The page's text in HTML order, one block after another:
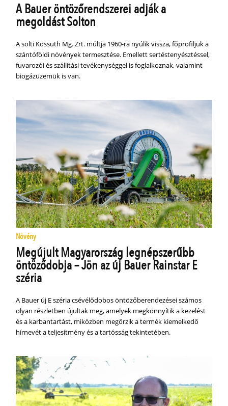
A Bauer öntözőrendszerei adják a
megoldást Solton
A solti Kossuth Mg. Zrt. múltja 1960-ra nyúlik vissza, főprofiljuk a
szántóföldi növények termesztése. Emellett sertéstenyésztéssel,
fuvarozói és szállítási tevékenységgel is foglalkoznak, valamint
biogázüzemük is van.
Növény
Megújult Magyarország legnépszerűbb
öntöződobja – Jön az új Bauer Rainstar E
széria
A Bauer új E széria csévélődobos öntözőberendezései számos
olyan részletben újultak meg, amelyek megkönnyítik a kezelést
és a karbantartást, miközben megőrzik a termék kiemelkedő
hírnevét a teljesítmény és a tartósság tekintetében.